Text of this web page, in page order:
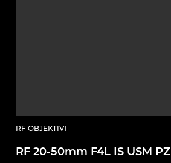
RF OBJEKTIVI
RF 20-50mm F4L IS USM PZ